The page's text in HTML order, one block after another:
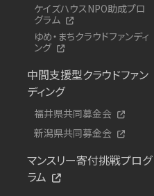
ケイズハウスNPO助成プロ
グラム
ゆめ・まちクラウドファンディ
ング
中間支援型クラウドファン
ディング
福井県共同募金会
新潟県共同募金会
マンスリー寄付挑戦プログ
ラム